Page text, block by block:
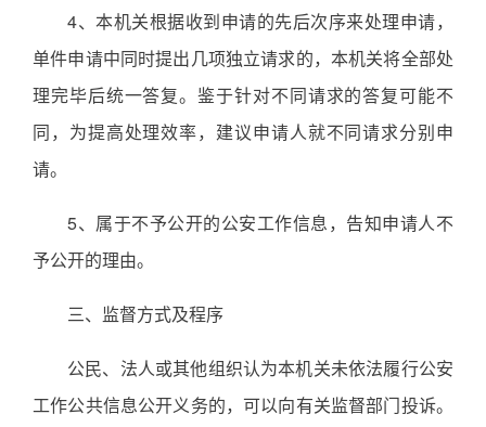
4、本机关根据收到申请的先后次序来处理申请，
单件申请中同时提出几项独立请求的，本机关将全部处
理完毕后统一答复。鉴于针对不同请求的答复可能不
同，为提高处理效率，建议申请人就不同请求分别申
请。
5、属于不予公开的公安工作信息，告知申请人不
予公开的理由。
三、监督方式及程序
公民、法人或其他组织认为本机关未依法履行公安
工作公共信息公开义务的，可以向有关监督部门投诉。